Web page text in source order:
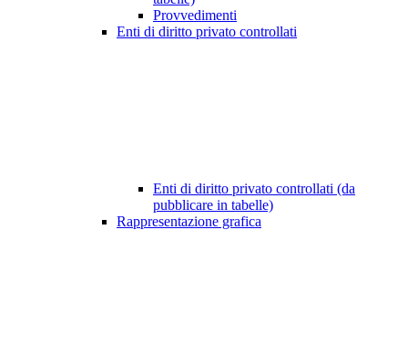
Provvedimenti
Enti di diritto privato controllati
Enti di diritto privato controllati (da
pubblicare in tabelle)
Rappresentazione grafica